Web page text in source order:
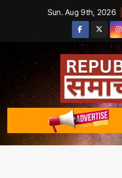
Sun. Aug 9th, 2026